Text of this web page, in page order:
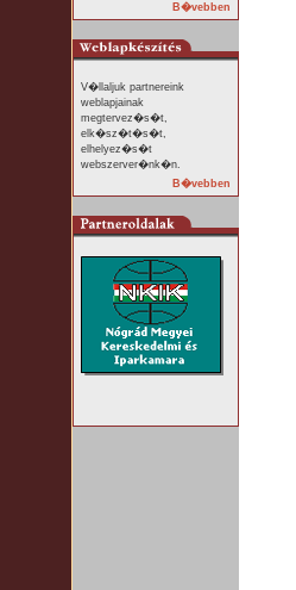
B�vebben
V�llaljuk partnereink
weblapjainak
megtervez�s�t,
elk�sz�t�s�t,
elhelyez�s�t
webszerver�nk�n.
B�vebben